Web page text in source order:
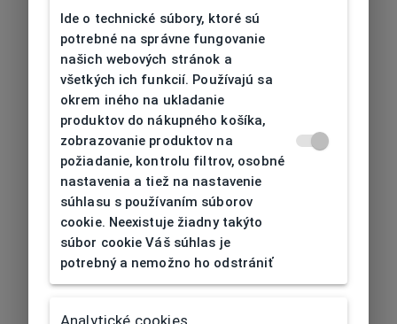
404| Nenájdené
Ide o technické súbory, ktoré sú
potrebné na správne fungovanie
našich webových stránok a
všetkých ich funkcií. Používajú sa
okrem iného na ukladanie
produktov do nákupného košíka,
zobrazovanie produktov na
požiadanie, kontrolu filtrov, osobné
nastavenia a tiež na nastavenie
súhlasu s používaním súborov
cookie. Neexistuje žiadny takýto
súbor cookie Váš súhlas je
potrebný a nemožno ho odstrániť
Analytické cookies